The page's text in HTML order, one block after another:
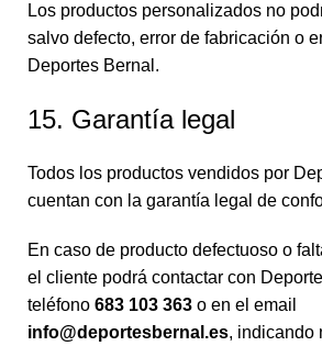
Los productos personalizados no
salvo defecto, error de fabricación o
Deportes Bernal.
15. Garantía legal
Todos los productos vendidos por
cuentan con la garantía legal de
En caso de producto defectuoso o
el cliente podrá contactar con
teléfono 683 103 363 o en el email
info@deportesbernal.es, indicando